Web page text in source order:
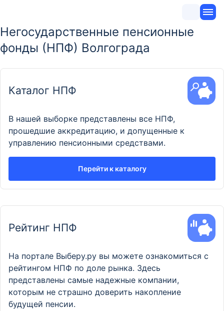
Негосударственные пенсионные
фонды (НПФ) Волгограда
Каталог НПФ
В нашей выборке представлены все НПФ,
прошедшие аккредитацию, и допущенные к
управлению пенсионными средствами.
Перейти к каталогу
Рейтинг НПФ
На портале Выберу.ру вы можете ознакомиться с
рейтингом НПФ по доле рынка. Здесь
представлены самые надежные компании,
которым не страшно доверить накопление
будущей пенсии.